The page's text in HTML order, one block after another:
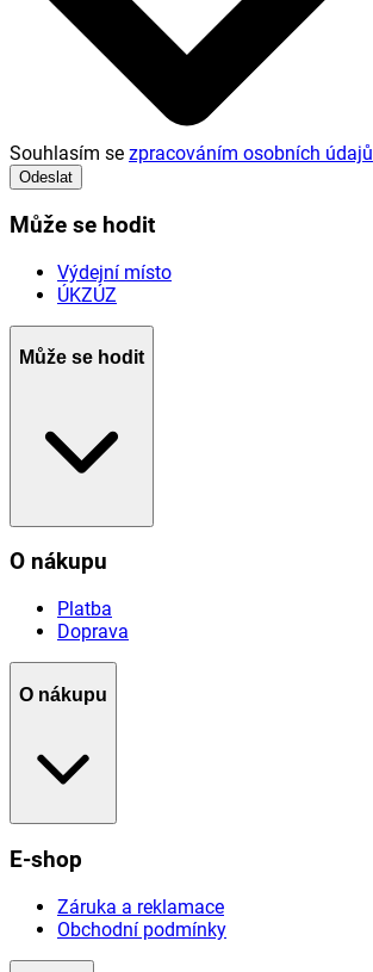
Souhlasím se zpracováním osobních údajů
Odeslat
Může se hodit
Výdejní místo
ÚKZÚZ
Může se hodit
O nákupu
Platba
Doprava
O nákupu
E-shop
Záruka a reklamace
Obchodní podmínky